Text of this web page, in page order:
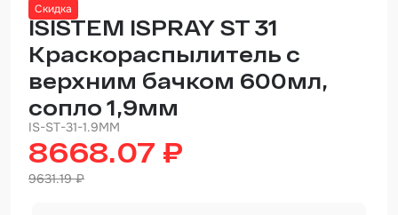
Нетканые абразивные материалы
Инструменты
Отвердители
Скидка
ISISTEM ISPRAY ST 31
Краскораспылитель с
верхним бачком 600мл,
сопло 1,9мм
IS-ST-31-1.9MM
8668.07 ₽
9631.19 ₽